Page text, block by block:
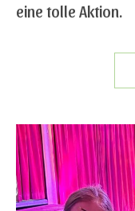
eine tolle Aktion.